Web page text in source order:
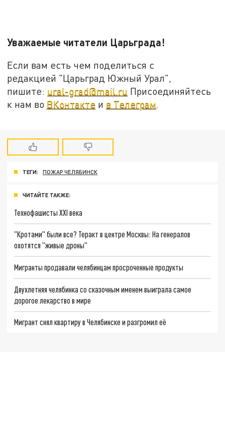
Уважаемые читатели Царьграда!
Если вам есть чем поделиться с
редакцией "Царьград Южный Урал",
пишите: ural-grad@mail.ru Присоединяйтесь
к нам во ВКонтакте и в Телеграм.
ТЕГИ: ПОЖАР ЧЕЛЯБИНСК
ЧИТАЙТЕ ТАКЖЕ:
Технофашисты XXI века
"Кротами" были все? Теракт в центре Москвы: На генералов
охотятся "живые дроны"
Мигранты продавали челябинцам просроченные продукты
Двухлетняя челябинка со сказочным именем выиграла самое
дорогое лекарство в мире
Мигрант снял квартиру в Челябинске и разгромил её